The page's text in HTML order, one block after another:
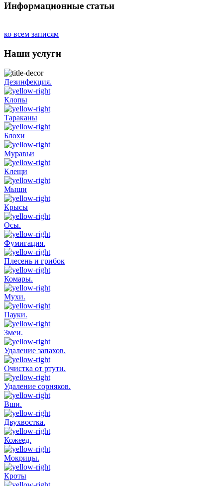
Информационные статьи
ко всем записям
Наши услуги
Дезинфекция.
Клопы
Тараканы
Блохи
Муравьи
Клещи
Мыши
Крысы
Осы.
Фумигация.
Плесень и грибок
Комары.
Мухи.
Пауки.
Змеи.
Удаление запахов.
Очистка от ртути.
Удаление сорняков.
Вши.
Двухвостка.
Кожеед.
Мокрицы.
Кроты